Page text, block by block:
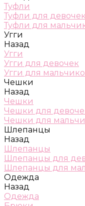
Туфли
Туфли для девочек
Туфли для
Угги
Назад
Угги
Угги для девочек
Угги для
Чешки
Назад
Чешки
Чешки для
Чешки для
Шлепанцы
Назад
Шлепанцы
Шлепанцы для
Шлепанцы для
Одежда
Назад
Одежда